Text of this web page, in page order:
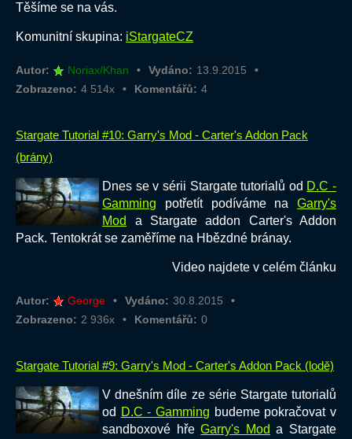
Těšíme se na vás.
Komunitní skupina: iStargateCZ
Autor: Noriax/Khan Vydáno: 13.9.2015
Zobrazeno: 4 514x Komentářů: 4
Stargate Tutorial #10: Garry's Mod - Carter's Addon Pack
(brány)
Dnes se v sérii Stargate tutorialů od D.C -
Gamming potřetít podíváme na Garry's
Mod
a Stargate addon Carter's Addon
Pack. Tentokrát se zaměříme na Hbězdné bránay.
Video najdete v celém článku
Autor: George Vydáno: 30.8.2015
Zobrazeno: 2 936x Komentářů: 0
Stargate Tutorial #9: Garry's Mod - Carter's Addon Pack (lodě)
V dnešním díle ze série Stargate tutorialů
od D.C - Gamming budeme pokračovat v
sandboxové hřeGarry's Mod a Stargate